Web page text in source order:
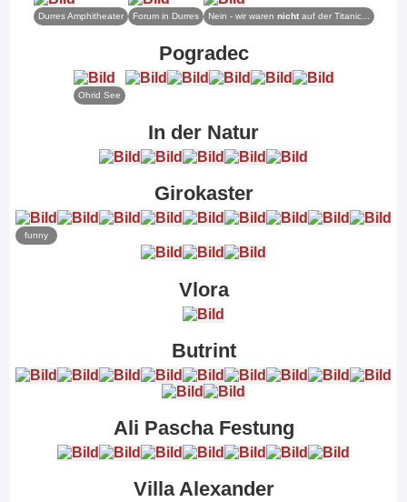
Durres Amphitheater Forum in Durres Nein - wir waren nichtauf der Titanic...
Pogradec
Ohrid See
In der Natur
Girokaster
funny
Vlora
Butrint
Ali Pascha Festung
Villa Alexander